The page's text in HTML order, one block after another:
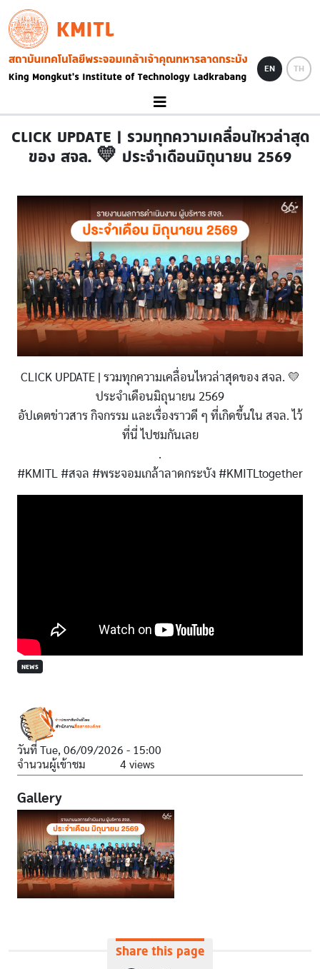
Skip to main content
KMITL
Image
EN TH
CLICK UPDATE | รวมทุกความเคลื่อนไหวล่าสุด
ของ สจล. 💛 ประจำเดือนมิถุนายน 2569
CLICK UPDATE | รวมทุกความเคลื่อนไหวล่าสุดของ สจล. 💛
ประจำเดือนมิถุนายน 2569
อัปเดตข่าวสาร กิจกรรม และเรื่องราวดี ๆ ที่เกิดขึ้นใน สจล. ไว้
ที่นี่ ไปชมกันเลย
.
#KMITL #สจล #พระจอมเกล้าลาดกระบัง #KMITLtogether
NEWS
วันที่ Tue, 06/09/2026 - 15:00
จำนวนผู้เข้าชม
4 views
Gallery
Share this page